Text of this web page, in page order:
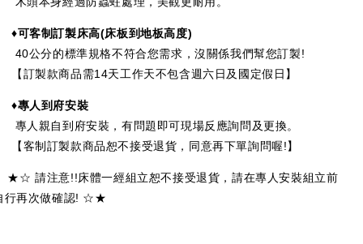
客制訂製床高(床板到地板高度)
公分的標準規格不符合您需求，沒關係我們幫您訂製!
訂製款商品需14天工作天不包含週六日及國定假日】
人到府安裝
人親自到府安裝，有問題即可現場反應詢問及更換。
客制訂製款商品恕不接受退貨，同意再下單詢問喔!】
請注意!!床體一經組立恕不接受退貨，請在專人安裝組立前
行再次做確認! ☆★